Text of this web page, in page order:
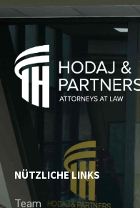
NÜTZLICHE LINKS
Team